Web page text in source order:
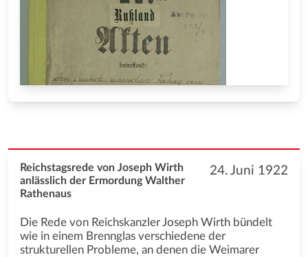
24. Juni 1922
Reichstagsrede von Joseph Wirth
anlässlich der Ermordung Walther
Rathenaus
Die Rede von Reichskanzler Joseph Wirth bündelt
wie in einem Brennglas verschiedene der
strukturellen Probleme, an denen die Weimarer